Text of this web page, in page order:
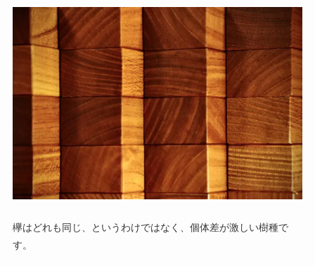
欅はどれも同じ、というわけではなく、個体差が激しい樹種で
す。